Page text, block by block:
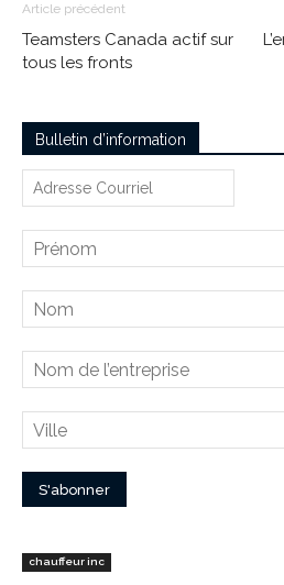
Article précédent
Teamsters Canada actif sur
tous les fronts
Bulletin d’information
chauffeur inc